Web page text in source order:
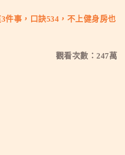
件事，
口訣534，不上健身房也
觀看次數：247萬